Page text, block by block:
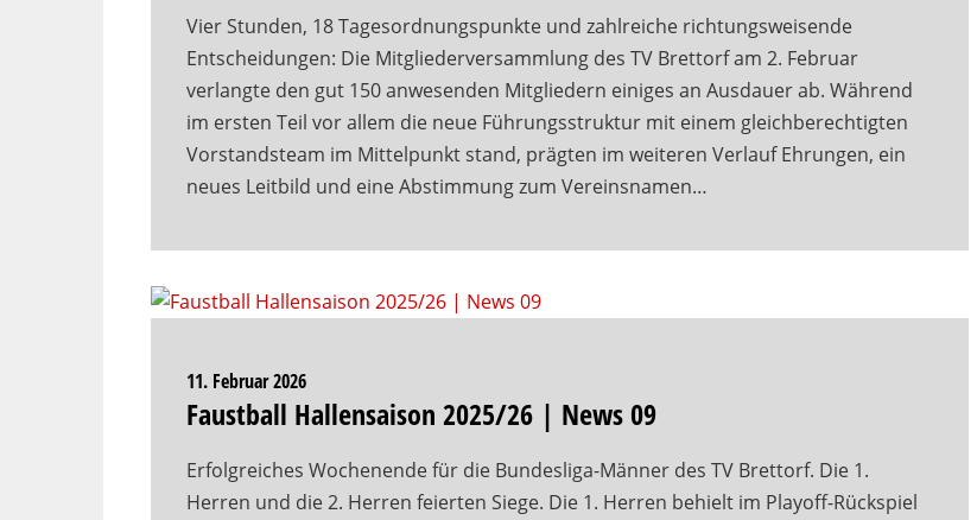
Vier Stunden, 18 Tagesordnungspunkte und zahlreiche richtungsweisende
Entscheidungen: Die Mitgliederversammlung des TV Brettorf am 2. Februar
verlangte den gut 150 anwesenden Mitgliedern einiges an Ausdauer ab. Während
im ersten Teil vor allem die neue Führungsstruktur mit einem gleichberechtigten
Vorstandsteam im Mittelpunkt stand, prägten im weiteren Verlauf Ehrungen, ein
neues Leitbild und eine Abstimmung zum Vereinsnamen…
11. Februar 2026
Faustball Hallensaison 2025/26 | News 09
Erfolgreiches Wochenende für die Bundesliga-Männer des TV Brettorf. Die 1.
Herren und die 2. Herren feierten Siege. Die 1. Herren behielt im Playoff-Rückspiel